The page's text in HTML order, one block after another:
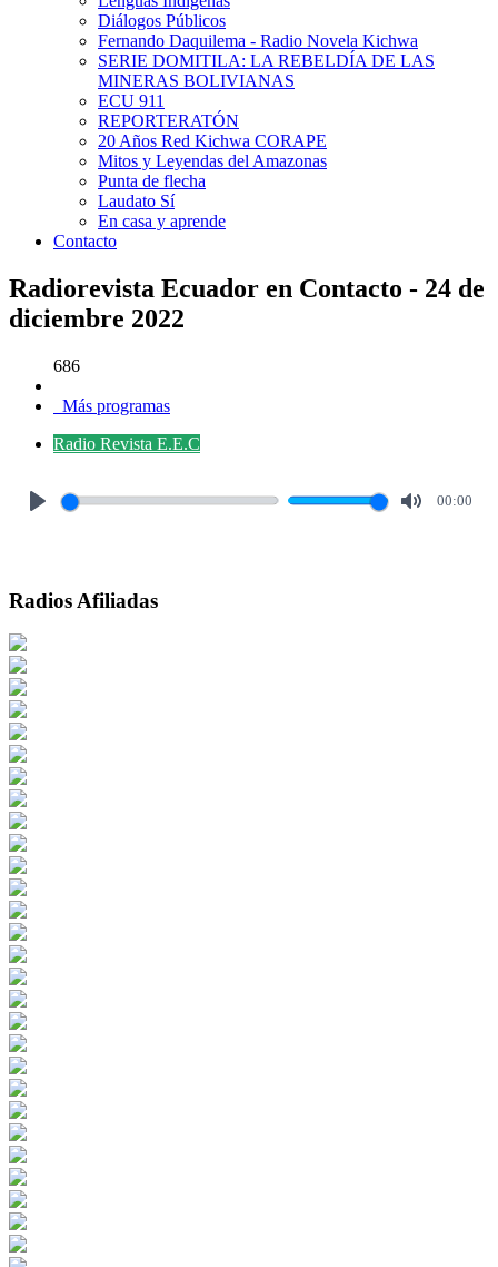
Diálogos Públicos
Fernando Daquilema - Radio Novela Kichwa
SERIE DOMITILA: LA REBELDÍA DE LAS
MINERAS BOLIVIANAS
ECU 911
REPORTERATÓN
20 Años Red Kichwa CORAPE
Mitos y Leyendas del Amazonas
Punta de flecha
Laudato Sí
En casa y aprende
Contacto
Radiorevista Ecuador en Contacto - 24 de
diciembre 2022
686
Más programas
Radio Revista E.E.C
00:00
Radios Afiliadas